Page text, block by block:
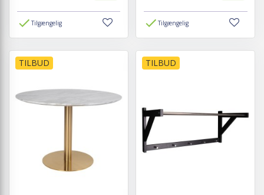
Tilgængelig Tilgængelig
TILBUD TILBUD